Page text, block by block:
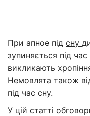
При апное під сну
зупиняється під
викликають
Немовлята також
під час сну.
У цій статті